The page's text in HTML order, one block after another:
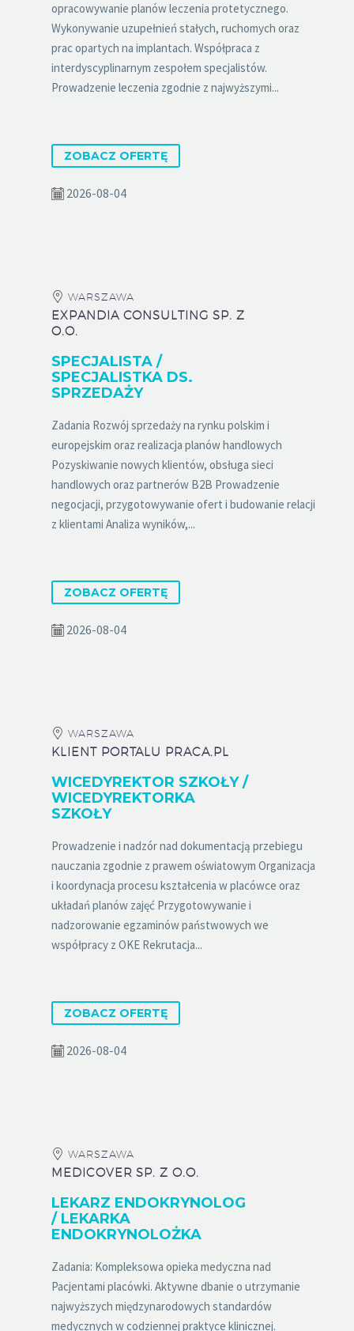
opracowywanie planów leczenia protetycznego.
Wykonywanie uzupełnień stałych, ruchomych oraz
prac opartych na implantach. Współpraca z
interdyscyplinarnym zespołem specjalistów.
Prowadzenie leczenia zgodnie z najwyższymi...
ZOBACZ OFERTĘ
2026-08-04
WARSZAWA
EXPANDIA CONSULTING SP. Z
O.O.
SPECJALISTA /
SPECJALISTKA DS.
SPRZEDAŻY
Zadania Rozwój sprzedaży na rynku polskim i
europejskim oraz realizacja planów handlowych
Pozyskiwanie nowych klientów, obsługa sieci
handlowych oraz partnerów B2B Prowadzenie
negocjacji, przygotowywanie ofert i budowanie relacji
z klientami Analiza wyników,...
ZOBACZ OFERTĘ
2026-08-04
WARSZAWA
KLIENT PORTALU PRACA.PL
WICEDYREKTOR SZKOŁY /
WICEDYREKTORKA
SZKOŁY
Prowadzenie i nadzór nad dokumentacją przebiegu
nauczania zgodnie z prawem oświatowym Organizacja
i koordynacja procesu kształcenia w placówce oraz
układań planów zajęć Przygotowywanie i
nadzorowanie egzaminów państwowych we
współpracy z OKE Rekrutacja...
ZOBACZ OFERTĘ
2026-08-04
WARSZAWA
MEDICOVER SP. Z O.O.
LEKARZ ENDOKRYNOLOG
/ LEKARKA
ENDOKRYNOLOŻKA
Zadania: Kompleksowa opieka medyczna nad
Pacjentami placówki. Aktywne dbanie o utrzymanie
najwyższych międzynarodowych standardów
medycznych w codziennej praktyce klinicznej.